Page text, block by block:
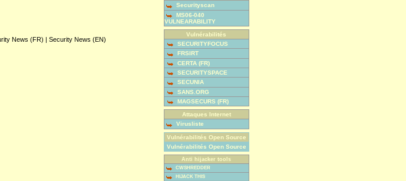
News (FR) | Security News (EN)
Securityscan
MS06-040
VULNEARABILITY
Vulnérabilités
SECURITYFOCUS
FRSIRT
CERTA (FR)
SECURITYSPACE
SECUNIA
SANS.ORG
MAGSECURS (FR)
Attaques Internet
Virusliste
Vulnérabilités Open Source
Vulnérabilités Open Source
Anti hijacker tools
CWSHREDDER
HIJACK THIS